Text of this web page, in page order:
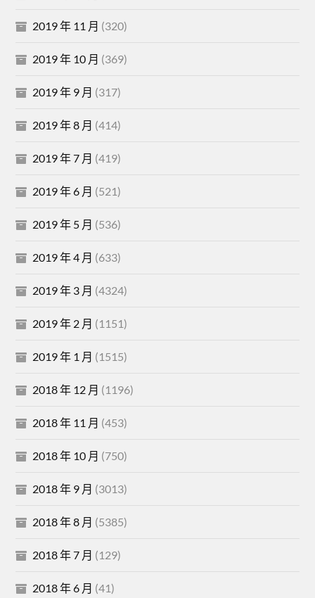
2019 年 11 月 (320)
2019 年 10 月 (369)
2019 年 9 月 (317)
2019 年 8 月 (414)
2019 年 7 月 (419)
2019 年 6 月 (521)
2019 年 5 月 (536)
2019 年 4 月 (633)
2019 年 3 月 (4324)
2019 年 2 月 (1151)
2019 年 1 月 (1515)
2018 年 12 月 (1196)
2018 年 11 月 (453)
2018 年 10 月 (750)
2018 年 9 月 (3013)
2018 年 8 月 (5385)
2018 年 7 月 (129)
2018 年 6 月 (41)